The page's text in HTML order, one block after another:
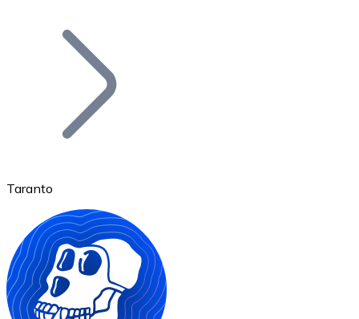
Bitcoin
Ethereum
ETH
Taranto